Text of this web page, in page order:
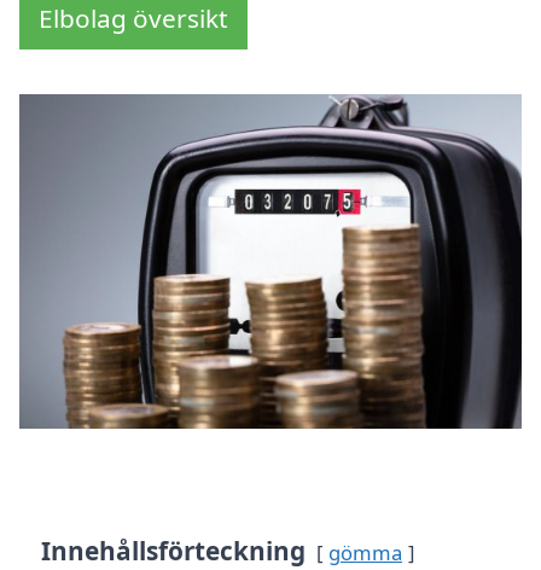
Elbolag översikt
Innehållsförteckning gömma